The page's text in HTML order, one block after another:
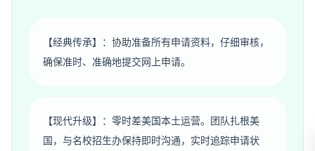
【经典传承】：协助准备所有申请资料，仔细审核，
确保准时、准确地提交网上申请。
【现代升级】：零时差美国本土运营。团队扎根美
国，与名校招生办保持即时沟通，实时追踪申请状